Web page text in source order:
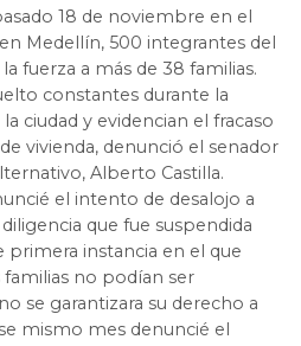
18 de noviembre en el
Medellín, 500 integrantes del
fuerza a más de 38 familias.
constantes durante la
ciudad y evidencian el fracaso
vivienda, denunció el senador
Alberto Castilla.
el intento de desalojo a
que fue suspendida
primera instancia en el que
familias no podían ser
se garantizara su derecho a
mismo mes denuncié el